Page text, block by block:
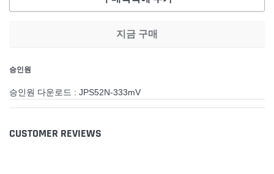
지금 구매
트
에
추
승인원
승인원 다운로드 : JPS52N-333mV
CUSTOMER REVIEWS